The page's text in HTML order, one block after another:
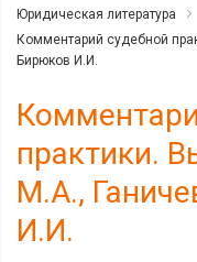
Юридическая литература
Комментарий судебной
Бирюков И.И.
практики.
М.А.,
И.И.